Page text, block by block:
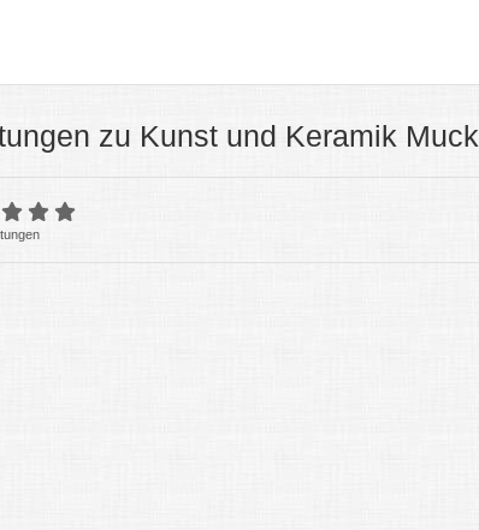
zu Kunst und Keramik Muck